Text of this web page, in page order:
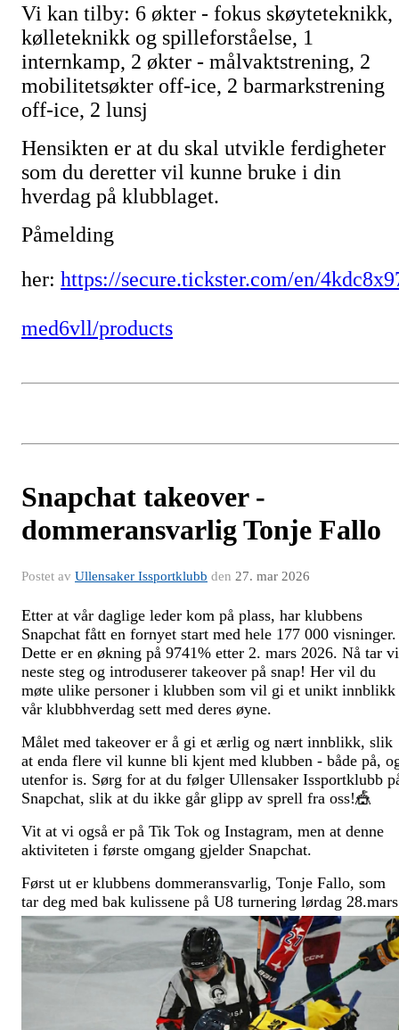
Vi kan tilby: 6 økter - fokus skøyteteknikk,
kølleteknikk og spilleforståelse, 1
internkamp, 2 økter - målvaktstrening, 2
mobilitetsøkter off-ice, 2 barmarkstrening
off-ice, 2 lunsj
Hensikten er at du skal utvikle ferdigheter
som du deretter vil kunne bruke i din
hverdag på klubblaget.
Påmelding
her: https://secure.tickster.com/en/
med6vll/products
Snapchat takeover -
dommeransvarlig Tonje Fallo
Postet av Ullensaker Issportklubb den 27. mar 2026
Etter at vår daglige leder kom på plass, har klubbens
Snapchat fått en fornyet start med hele 177 000 visninger.
Dette er en økning på 9741% etter 2. mars 2026. Nå tar vi
neste steg og introduserer takeover på snap! Her vil du
møte ulike personer i klubben som vil gi et unikt
vår klubbhverdag sett med deres øyne.
Målet med takeover er å gi et ærlig og nært innblikk, slik
at enda flere vil kunne bli kjent med klubben - både på,
utenfor is. Sørg for at du følger Ullensaker Issportklubb
Snapchat, slik at du ikke går glipp av sprell fra oss!🎪
Vit at vi også er på Tik Tok og Instagram, men at denne
aktiviteten i første omgang gjelder Snapchat.
Først ut er klubbens dommeransvarlig, Tonje Fallo, som
tar deg med bak kulissene på U8 turnering lørdag